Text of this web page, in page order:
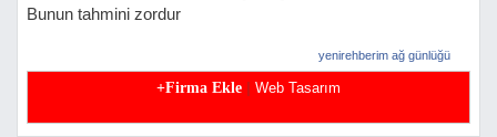
Bunun tahmini zordur
yenirehberim ağ günlüğü
+Firma Ekle | Web Tasarım